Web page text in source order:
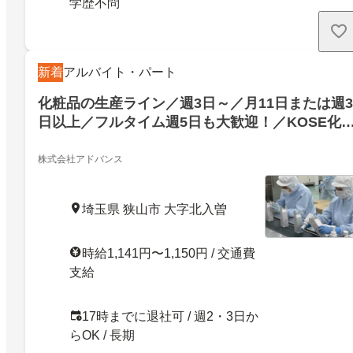
新着アルバイト・パート
化粧品の生産ライン／週3日～／月11日または週3
日以上／フルタイム週5日も大歓迎！／KOSE化
通勤可！送迎バス有面接者全員にコスメプレゼン
株式会社アドバンス
埼玉県 狭山市 大字北入曽
時給1,141円〜1,150円 / 交通費
支給
17時までに退社可 / 週2・3日か
らOK / 長期